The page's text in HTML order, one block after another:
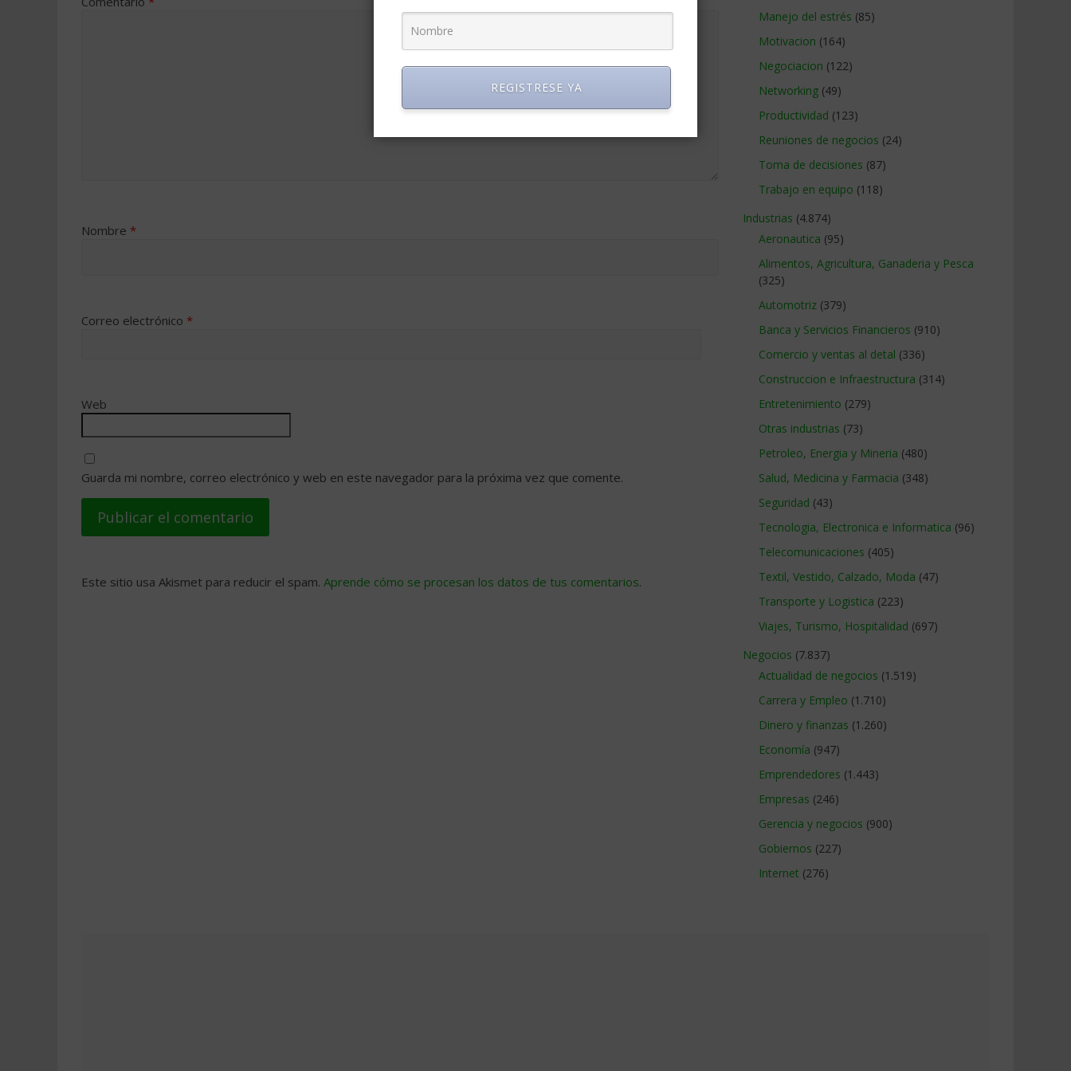
Nombre *
Correo electrónico *
Web
Guarda mi nombre, correo electrónico y web en este navegador para la próxima vez que comente.
Este sitio usa Akismet para reducir el spam. Aprende cómo se procesan los datos de tus comentarios.
Manejo del estrés (85)
Motivacion (164)
Negociacion (122)
Networking (49)
Productividad (123)
Reuniones de negocios (24)
Toma de decisiones (87)
Trabajo en equipo (118)
Industrias (4.874)
Aeronautica (95)
Alimentos, Agricultura, Ganaderia y Pesca
(325)
Automotriz (379)
Banca y Servicios Financieros (910)
Comercio y ventas al detal (336)
Construccion e Infraestructura (314)
Entretenimiento (279)
Otras industrias (73)
Petroleo, Energia y Mineria (480)
Salud, Medicina y Farmacia (348)
Seguridad (43)
Tecnologia, Electronica e Informatica (96)
Telecomunicaciones (405)
Textil, Vestido, Calzado, Moda (47)
Transporte y Logistica (223)
Viajes, Turismo, Hospitalidad (697)
Negocios (7.837)
Actualidad de negocios (1.519)
Carrera y Empleo (1.710)
Dinero y finanzas (1.260)
Economía (947)
Emprendedores (1.443)
Empresas (246)
Gerencia y negocios (900)
Gobiernos (227)
Internet (276)
REGISTRESE YA